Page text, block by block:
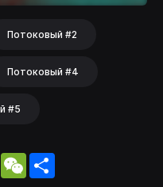
Потоковый #2
Потоковый #4
#5
Viber WeChat